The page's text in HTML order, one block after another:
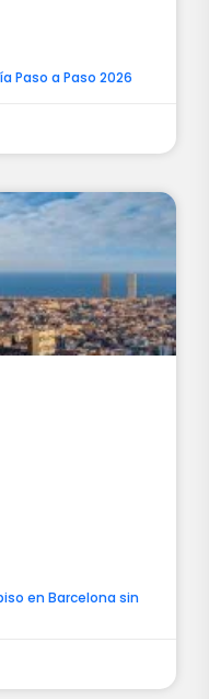
Paso a Paso 2026
en Barcelona sin